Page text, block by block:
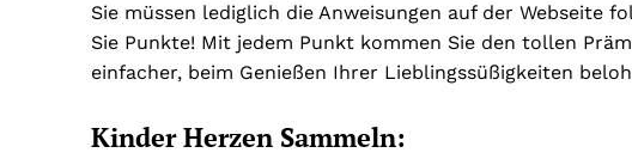
Sie müssen lediglich die Anweisungen auf der Webseite
Sie Punkte! Mit jedem Punkt kommen Sie den tollen
einfacher, beim Genießen Ihrer Lieblingssüßigkeiten
Kinder Herzen Sammeln: